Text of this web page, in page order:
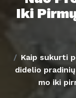
Iki
Kaip sukurti
didelio
mo iki